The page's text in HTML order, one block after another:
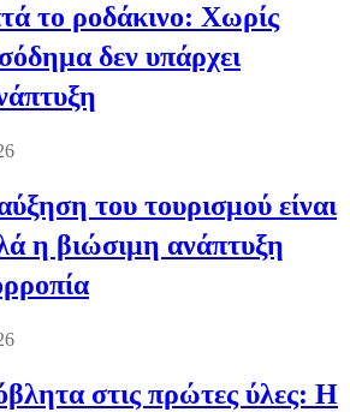
το ροδάκινο: Χωρίς
δεν υπάρχει
του τουρισμού είναι
η βιώσιμη ανάπτυξη
στις πρώτες ύλες: Η